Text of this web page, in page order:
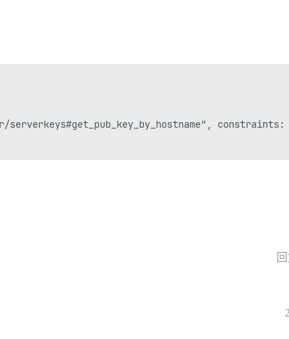
serverkeys#get_pub_key_by_hostname",